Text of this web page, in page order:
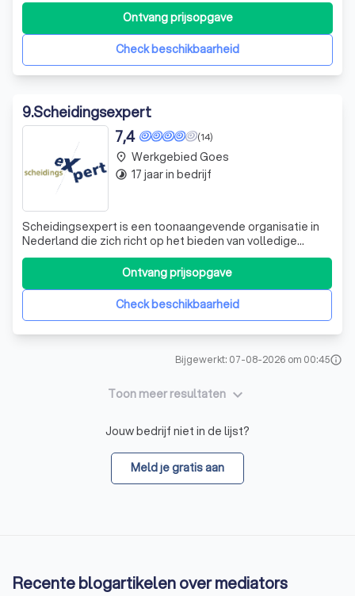
nieuw perspectief, waarin een oplossing vaak wel mogelijk
is. In werkverhoudingen, zakelijke en fam
Check beschikbaarheid
Ontvang prijsopgave
9.Scheidingsexpert
(14)
7,4
Scheidingsexpert is een toonaangevende organisatie in
Nederland die zich richt op het bieden van volledige
begeleiding bij scheidingen. Wij onderscheiden ons door
onze unieke aanpak waarbij we ons richten op zowel de
financiële, fiscale, juridische als emotionele aspecten van
uw scheiding. Onze expeCheck beschikbaarheid
Ontvang prijsopgave
place Werkgebied Goes
timelapse 17 jaar in bedrijf
Bijgewerkt: 07-08-2026 om 00:45info
Toon meer resultaten keyboard_arrow_down
Jouw bedrijf niet in de lijst?
Meld je gratis aan
Recente blogartikelen over mediators